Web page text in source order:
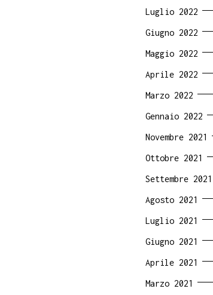
Luglio 2022
Giugno 2022
Maggio 2022
Aprile 2022
Marzo 2022
Gennaio 2022
Novembre 2021
Ottobre 2021
Settembre 2021
Agosto 2021
Luglio 2021
Giugno 2021
Aprile 2021
Marzo 2021